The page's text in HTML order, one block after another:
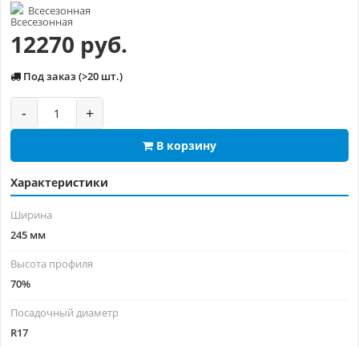
Всесезонная
12270 руб.
Под заказ (>20 шт.)
- +
В корзину
Характеристики
Ширина
245 мм
Высота профиля
70%
Посадочный диаметр
R17